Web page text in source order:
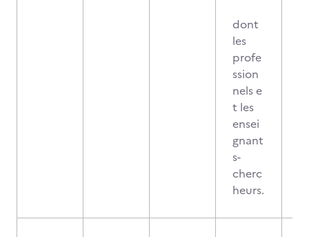
dont
les
profe
ssion
nels e
t les
ensei
gnant
s-
cherc
heurs.